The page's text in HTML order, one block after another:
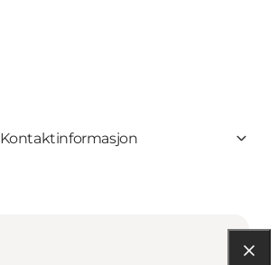
Kontaktinformasjon